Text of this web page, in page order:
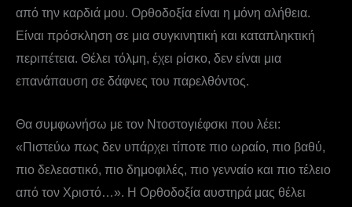
από την καρδιά μου. Ορθοδοξία είναι η μόνη αλήθεια.
Είναι πρόσκληση σε μια συγκινητική και καταπληκτική
περιπέτεια. Θέλει τόλμη, έχει ρίσκο, δεν είναι μια
επανάπαυση σε δάφνες του παρελθόντος.
Θα συμφωνήσω με τον Ντοστογιέφσκι που λέει:
«Πιστεύω πως δεν υπάρχει τίποτε πιο ωραίο, πιο βαθύ,
πιο δελεαστικό, πιο δημοφιλές, πιο γενναίο και πιο τέλειο
από τον Χριστό…». Η Ορθοδοξία αυστηρά μας θέλει